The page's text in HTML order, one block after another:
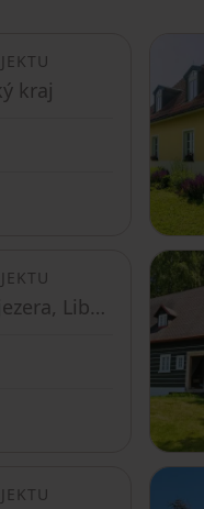
kraj
Doksy - Doksy u Máchova jezera, Liberecký kraj